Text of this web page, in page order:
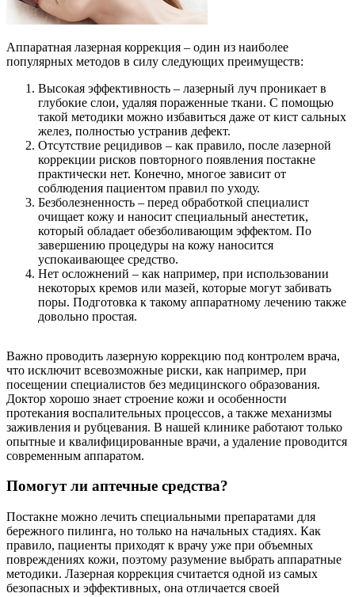
Аппаратная лазерная коррекция – один из наиболее
популярных методов в силу следующих преимуществ:
Высокая эффективность – лазерный луч проникает в
глубокие слои, удаляя пораженные ткани. С помощью
такой методики можно избавиться даже от кист сальных
желез, полностью устранив дефект.
Отсутствие рецидивов – как правило, после лазерной
коррекции рисков повторного появления постакне
практически нет. Конечно, многое зависит от
соблюдения пациентом правил по уходу.
Безболезненность – перед обработкой специалист
очищает кожу и наносит специальный анестетик,
который обладает обезболивающим эффектом. По
завершению процедуры на кожу наносится
успокаивающее средство.
Нет осложнений – как например, при использовании
некоторых кремов или мазей, которые могут забивать
поры. Подготовка к такому аппаратному лечению также
довольно простая.
Важно проводить лазерную коррекцию под контролем врача,
что исключит всевозможные риски, как например, при
посещении специалистов без медицинского образования.
Доктор хорошо знает строение кожи и особенности
протекания воспалительных процессов, а также механизмы
заживления и рубцевания. В нашей клинике работают только
опытные и квалифицированные врачи, а удаление проводится
современным аппаратом.
Помогут ли аптечные средства?
Постакне можно лечить специальными препаратами для
бережного пилинга, но только на начальных стадиях. Как
правило, пациенты приходят к врачу уже при объемных
повреждениях кожи, поэтому разумение выбрать аппаратные
методики. Лазерная коррекция считается одной из самых
безопасных и эффективных, она отличается своей